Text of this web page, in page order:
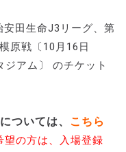
安田生命J3リーグ、第
原戦〔10月16日
ジアム〕 のチケット
ついては、 こちら
の方は、入場登録